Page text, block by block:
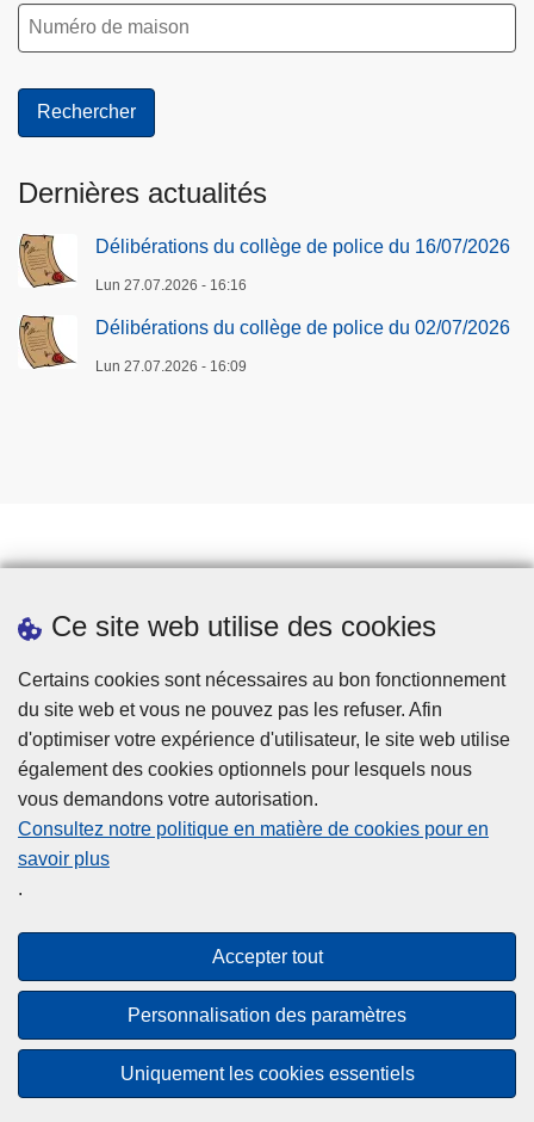
Ce site web utilise des cookies
Certains cookies sont nécessaires au bon fonctionnement
du site web et vous ne pouvez pas les refuser. Afin
d'optimiser votre expérience d'utilisateur, le site web utilise
également des cookies optionnels pour lesquels nous
vous demandons votre autorisation.
Consultez notre politique en matière de cookies pour en
savoir plus
.
Accepter tout
Personnalisation des paramètres
Uniquement les cookies essentiels
Dernières actualités
Délibérations du collège de police du 16/07/2026
Lun 27.07.2026 - 16:16
Délibérations du collège de police du 02/07/2026
Lun 27.07.2026 - 16:09
Téléchargements
Presse
Cookies
Accessibilité
© 2026 Police.be